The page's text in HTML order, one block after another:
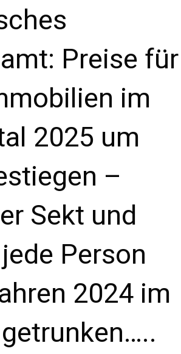
Preise für
im
2025 um
–
Sekt und
Person
2024 im